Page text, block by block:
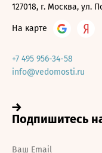
127018, г. Москва, ул.
На карте
+7 495 956-34-58
info@vedomosti.ru